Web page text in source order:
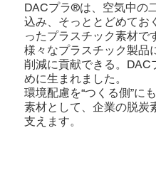
DACプラ®は、空気中の
込み、そっととどめてお
ったプラスチック素材で
様々なプラスチック製品
削減に貢献できる。
めに生まれました。
環境配慮を“つくる側”に
素材として、企業の脱炭
支えます。